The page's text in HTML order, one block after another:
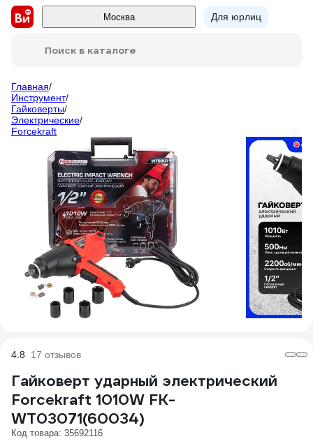
Москва Для юрлиц
Поиск в каталоге
Главная/
Инструмент/
Гайковерты/
Электрические/
Forcekraft
4.8 17 отзывов
Гайковерт ударный электрический
Forcekraft 1010W FK-
WT03071(60034)
Код товара: 35692116